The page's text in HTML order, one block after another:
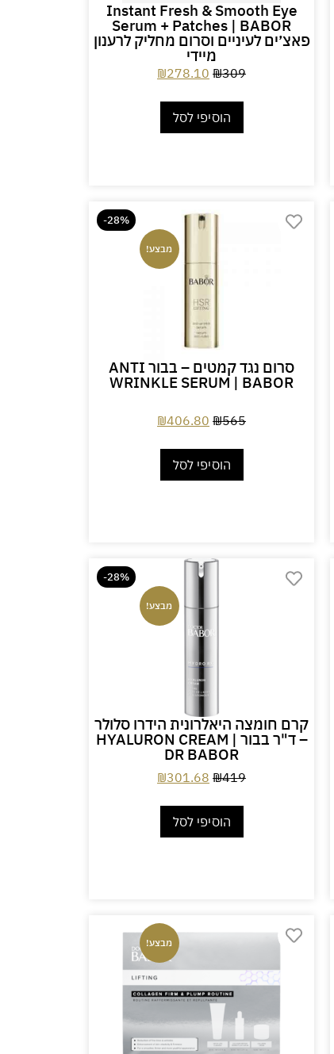
Instant Fresh & Smooth Eye
Serum + Patches | BABOR
פאצ׳ים לעיניים וסרום מחליק לרענון
מיידי
₪309
₪278.10
הוסיפי לסל
-28%
מבצע!
סרום נגד קמטים – בבור ANTI
WRINKLE SERUM | BABOR
₪565
₪406.80
הוסיפי לסל
-28%
מבצע!
קרם חומצה היאלרונית הידרו סלולר
– ד"ר בבור HYALURON CREAM |
DR BABOR
₪419
₪301.68
הוסיפי לסל
מבצע!